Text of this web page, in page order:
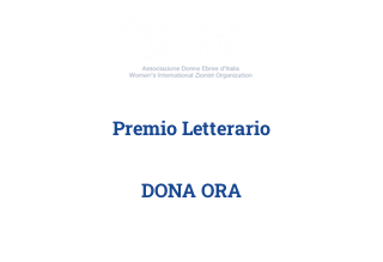
Premio Letterario
DONA ORA